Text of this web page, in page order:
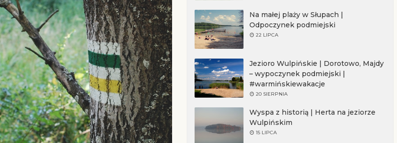
Na małej plaży w Słupach |
Odpoczynek podmiejski
22 LIPCA
Jezioro Wulpińskie | Dorotowo, Majdy
– wypoczynek podmiejski |
#warmińskiewakacje
20 SIERPNIA
Wyspa z historią | Herta na jeziorze
Wulpińskim
15 LIPCA